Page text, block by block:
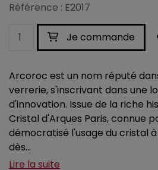
Référence : E2017
Je commande
Arcoroc est un nom réputé
verrerie, s'inscrivant dans une
d'innovation. Issue de la riche
Cristal d'Arques Paris, connue
démocratisé l'usage du cristal
dès...
Lire la suite